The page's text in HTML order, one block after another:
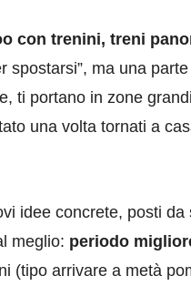
con trenini, treni
spostarsi”, ma una
ti portano in zone
una volta tornati a
idee concrete, posti
meglio: periodo
(tipo arrivare a metà